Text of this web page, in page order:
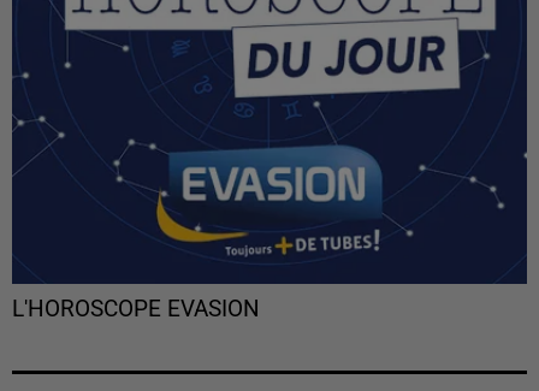
L'HOROSCOPE EVASION